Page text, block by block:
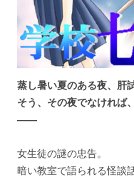
蒸し暑い夏のある夜、肝
そう、その夜でなければ
――
女生徒の謎の忠告。
暗い教室で語られる怪談